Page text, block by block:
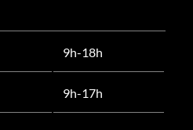
9h-18h
9h-17h